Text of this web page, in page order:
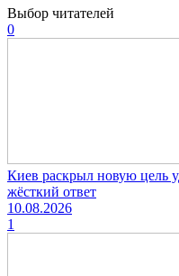
Выбор читателей
0
Киев раскрыл новую цель
жёсткий ответ
10.08.2026
1